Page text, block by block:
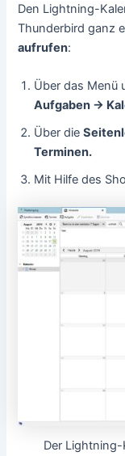
Den Lightning-
Thunderbird ganz
aufrufen:
Über das Menü
Aufgaben ->
Über die
Terminen.
Mit Hilfe des
Der